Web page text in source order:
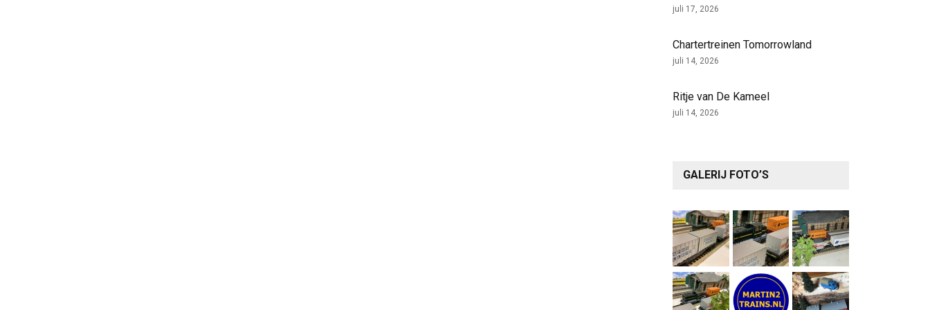
juli 17, 2026
Chartertreinen Tomorrowland
juli 14, 2026
Ritje van De Kameel
juli 14, 2026
GALERIJ FOTO’S